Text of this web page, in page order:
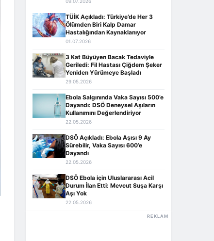
TÜİK Açıkladı: Türkiye’de Her 3
Ölümden Biri Kalp Damar
Hastalığından Kaynaklanıyor
01.07.2026
3 Kat Büyüyen Bacak Tedaviyle
Geriledi: Fil Hastası Çiğdem Şeker
Yeniden Yürümeye Başladı
29.05.2026
Ebola Salgınında Vaka Sayısı 500’e
Dayandı: DSÖ Deneysel Aşıların
Kullanımını Değerlendiriyor
22.05.2026
DSÖ Açıkladı: Ebola Aşısı 9 Ay
Sürebilir, Vaka Sayısı 600’e
Dayandı
22.05.2026
DSÖ Ebola için Uluslararası Acil
Durum İlan Etti: Mevcut Suşa Karşı
Aşı Yok
22.05.2026
REKLAM